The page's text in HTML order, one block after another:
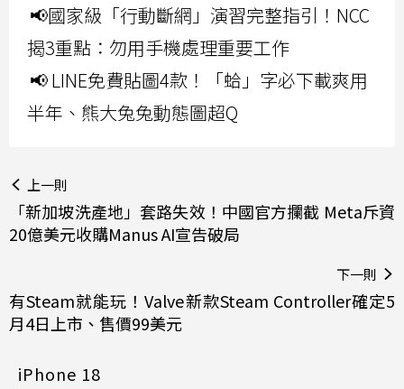
📢國家級「行動斷網」演習完整指引！NCC
揭3重點：勿用手機處理重要工作
📢 LINE免費貼圖4款！「蛤」字必下載爽用
半年、熊大兔兔動態圖超Q
上一則
「新加坡洗產地」套路失效！中國官方攔截 Meta斥資
20億美元收購Manus AI宣告破局
下一則
有Steam就能玩！Valve新款Steam Controller確定5
月4日上市、售價99美元
iPhone 18